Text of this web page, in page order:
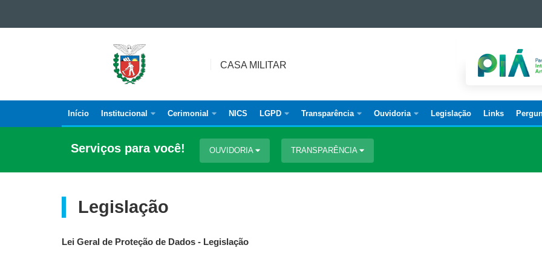
CASA MILITAR
Navegação
principal
Início Institucional Cerimonial NICS LGPD Transparência Ouvidoria Legislação Links
Serviços para você! OUVIDORIA TRANSPARÊNCIA
Legislação
Lei Geral de Proteção de Dados - Legislação